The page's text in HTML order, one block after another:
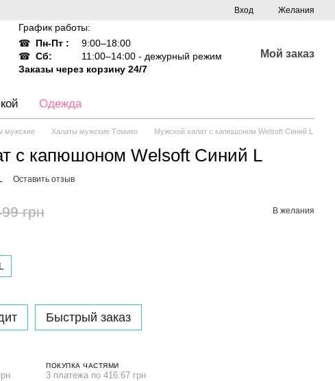
Вход Желания
График работы:
☎ Пн-Пт :
9:00–18:00
☎Сб:
11:00–14:00 - дежурный режим
Заказы через корзину 24/7
Мой заказ
Одежда
мужские Халаты мужские Tомико Мужской халат с капюшоном Welsoft Синий L
с капюшоном Welsoft Синий L
Оставить отзыв
грн В желания
Быстрый заказ
ПОКУПКА ЧАСТЯМИ
3 платежа по 416.67 грн